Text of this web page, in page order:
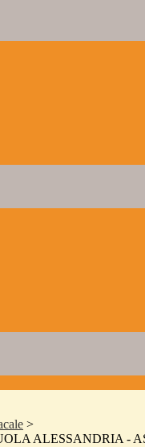
>
ALESSANDRIA -